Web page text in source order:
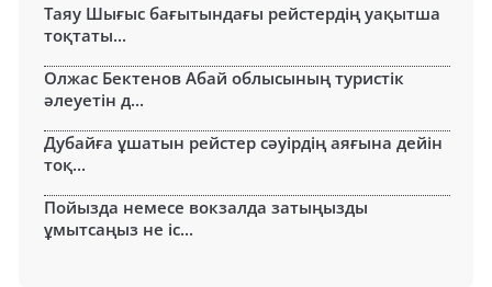
Таяу Шығыс бағытындағы рейстердің уақытша
тоқтаты...
Олжас Бектенов Абай облысының туристік
әлеуетін д...
Дубайға ұшатын рейстер сәуірдің аяғына дейін
тоқ...
Пойызда немесе вокзалда затыңызды
ұмытсаңыз не іс...